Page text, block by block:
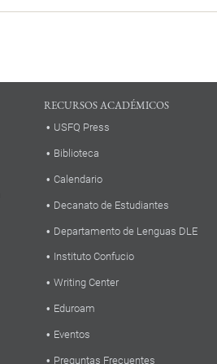
RECURSOS ACADÉMICOS
USFQ Press
Biblioteca
Calendario
Decanato de Estudiantes
Departamento de Lenguas DLE
Instituto Confucio
Writing Center
Eduroam
Eventos
Preguntas Frecuentes